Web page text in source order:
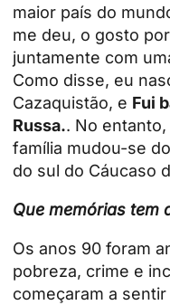
maior país do
me deu, o gosto
juntamente com
Como disse, eu
Cazaquistão, e Fui
Russa.. No entanto,
família mudou-se
do sul do Cáucaso
Que memórias tem
Os anos 90 foram
pobreza, crime e
começaram a